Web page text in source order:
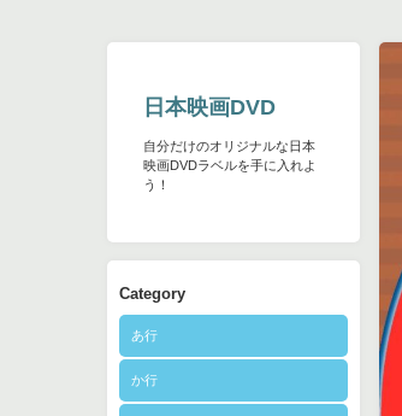
日本映画DVD
自分だけのオリジナルな日本
映画DVDラベルを手に入れよ
う！
Category
あ行
か行